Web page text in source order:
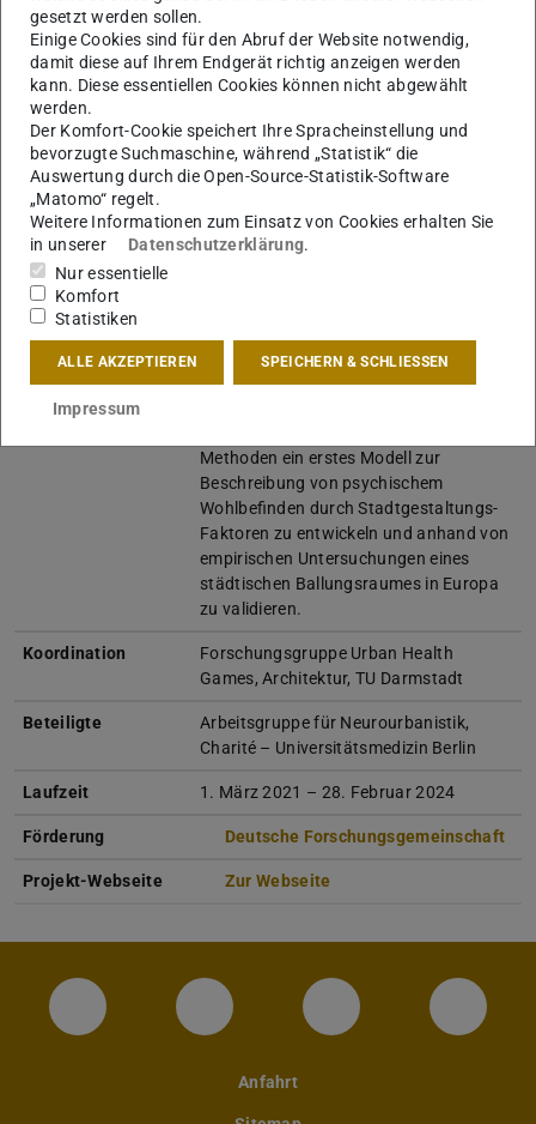
Sichtfelder, architektonischen
Detailierung und Programmierung von
Erdgeschossflächen bisher noch
ungenutztes Potential für erholsame
monatigen Arbeitsprogramm werden wir
anhand von 4 Nutzerstudien in
Boulevards im Ballungsraum Rhein-
Makro- und Mikro-Ebene mit der
Erfassung psychophysiologischer Daten
Wohnumgebung mit MRI-Daten zur
zerebralen Stressresponse von
Methoden ein erstes Modell zur
Beschreibung von psychischem
Wohlbefinden durch Stadtgestaltungs-
Faktoren zu entwickeln und anhand von
empirischen Untersuchungen eines
städtischen Ballungsraumes in Europa
zu validieren.
Koordination
Forschungsgruppe Urban Health
Games, Architektur, TU Darmstadt
Beteiligte
Arbeitsgruppe für Neurourbanistik,
Charité – Universitätsmedizin Berlin
Laufzeit 1. März 2021 – 28. Februar 2024
Förderung Deutsche Forschungsgemeinschaft
Projekt-Webseite Zur Webseite
Instagram-Seite des Fachbereichs
LinkedIn-Profil desFacebook-Seite
Anfahrt
gesetzt werden sollen.
Einige Cookies sind für den Abruf der Website notwendig,
damit diese auf Ihrem Endgerät richtig anzeigen werden
kann. Diese essentiellen Cookies können nicht abgewählt
werden.
Der Komfort-Cookie speichert Ihre Spracheinstellung und
bevorzugte Suchmaschine, während „Statistik“ die
Auswertung durch die Open-Source-Statistik-Software
„Matomo“ regelt.
Weitere Informationen zum Einsatz von Cookies erhalten Sie
in unserer
Datenschutzerklärung.
Nur essentielle
Komfort
Statistiken
ALLE AKZEPTIEREN SPEICHERN & SCHLIESSEN
Impressum